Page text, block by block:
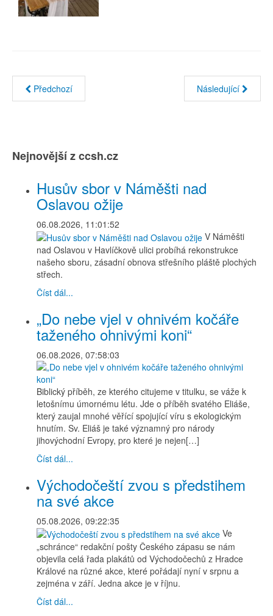
Předchozí Následující
Nejnovější z ccsh.cz
Husův sbor v Náměšti nad
Oslavou ožije
06.08.2026, 11:01:52
V Náměšti
nad Oslavou v Havlíčkově ulici probíhá rekonstrukce
našeho sboru, zásadní obnova střešního pláště plochých
střech.
Číst dál...
„Do nebe vjel v ohnivém kočáře
taženého ohnivými koni“
06.08.2026, 07:58:03
Biblický příběh, ze kterého citujeme v titulku, se váže k
letošnímu úmornému létu. Jde o příběh svatého Eliáše,
který zaujal mnohé věřící spojující víru s ekologickým
hnutím. Sv. Eliáš je také významný pro národy
jihovýchodní Evropy, pro které je nejen[…]
Číst dál...
Východočeští zvou s předstihem
na své akce
05.08.2026, 09:22:35
Ve
„schránce“ redakční pošty Českého zápasu se nám
objevila celá řada plakátů od Východočechů z Hradce
Králové na různé akce, které pořádají nyní v srpnu a
zejména v září. Jedna akce je v říjnu.
Číst dál...